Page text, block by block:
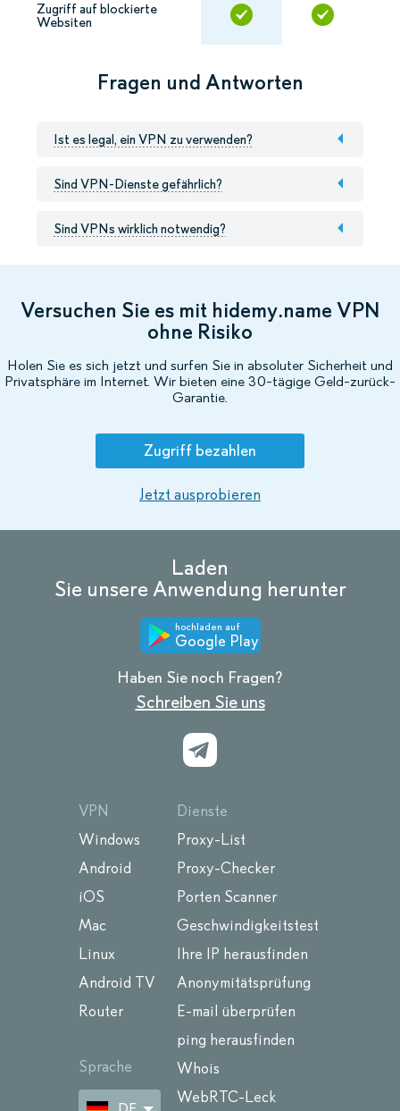
Zugriff auf blockierte
Websiten
Fragen und Antworten
Ist es legal, ein VPN zu verwenden?
Sind VPN-Dienste gefährlich?
Sind VPNs wirklich notwendig?
Versuchen Sie es mit hidemy.name VPN
ohne Risiko
Holen Sie es sich jetzt und surfen Sie in absoluter Sicherheit und
Privatsphäre im Internet. Wir bieten eine 30-tägige Geld-zurück-
Garantie.
Zugriff bezahlen
Jetzt ausprobieren
Laden
Sie unsere Anwendung herunter
hochladen auf
Google Play
Haben Sie noch Fragen?
Schreiben Sie uns
VPN
Windows
Android
iOS
Mac
Linux
Android TV
Router
Sprache
Dienste
Proxy-List
Proxy-Checker
Porten Scanner
Geschwindigkeitstest
Ihre IP herausfinden
Anonymitätsprüfung
E-mail überprüfen
ping herausfinden
Whois
WebRTC-Leck